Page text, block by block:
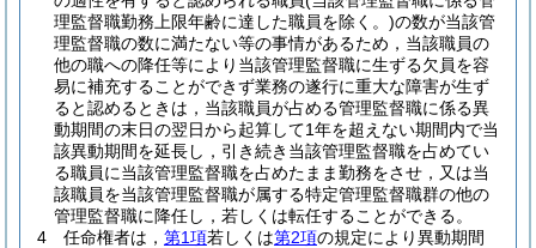
理監督職勤務上限年齢に達した職員を除く。)の数が当該管
理監督職の数に満たない等の事情があるため，当該職員の
他の職への降任等により当該管理監督職に生ずる欠員を容
易に補充することができず業務の遂行に重大な障害が生ず
ると認めるときは，当該職員が占める管理監督職に係る異
動期間の末日の翌日から起算して1年を超えない期間内で当
該異動期間を延長し，引き続き当該管理監督職を占めてい
る職員に当該管理監督職を占めたまま勤務をさせ，又は当
該職員を当該管理監督職が属する特定管理監督職群の他の
管理監督職に降任し，若しくは転任することができる。
4
任命権者は， 第1項若しくは第2項の規定により異動期間